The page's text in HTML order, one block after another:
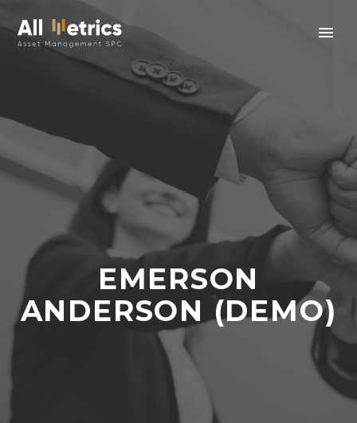
EMERSON
ANDERSON (DEMO)